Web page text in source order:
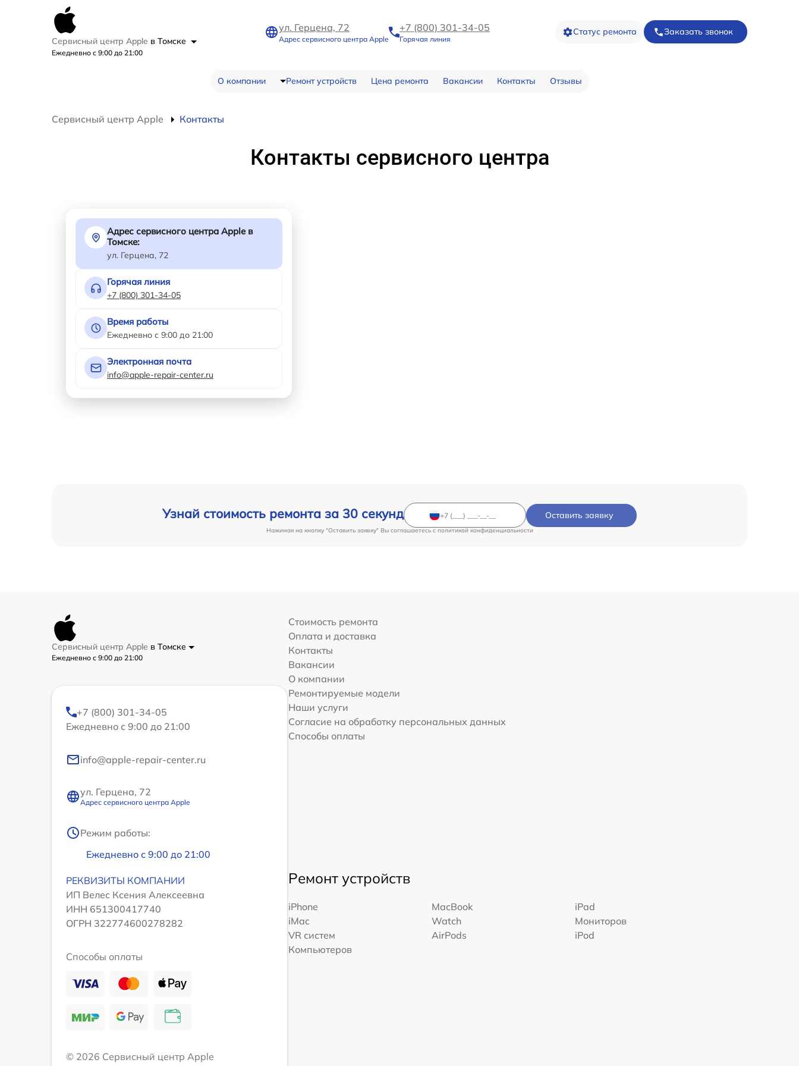
Сервисный центр Apple в Томске
Ежедневно с 9:00 до 21:00
ул. Герцена, 72
Адрес сервисного центра Apple
+7 (800) 301-34-05
Горячая линия
Статус ремонта Заказать звонок
О компании Ремонт устройств Цена ремонта Вакансии Контакты Отзывы
Сервисный центр Apple Контакты
Контакты сервисного центра
Адрес сервисного центра Apple в
Томске:
ул. Герцена, 72
Горячая линия
+7 (800) 301-34-05
Время работы
Ежедневно с 9:00 до 21:00
Электронная почта
info@apple-repair-center.ru
Узнай стоимость ремонта за 30 секунд Оставить заявку
Нажимая на кнопку "Оставить заявку" Вы соглашаетесь cполитикой конфиденциальности
Сервисный центр Apple в Томске
Ежедневно с 9:00 до 21:00
+7 (800) 301-34-05
Ежедневно с 9:00 до 21:00
info@apple-repair-center.ru
ул. Герцена, 72
Адрес сервисного центра Apple
Режим работы:
Ежедневно с 9:00 до 21:00
РЕКВИЗИТЫ КОМПАНИИ
ИП Велес Ксения Алексеевна
ИНН 651300417740
ОГРН 322774600278282
Способы оплаты
© 2026 Сервисный центр Apple
Стоимость ремонта
Оплата и доставка
Контакты
Вакансии
О компании
Ремонтируемые модели
Наши услуги
Согласие на обработку персональных данных
Способы оплаты
Ремонт устройств
iPhone MacBook
iPad
iMac
Watch
Мониторов
VR систем
AirPods
iPod
Компьютеров